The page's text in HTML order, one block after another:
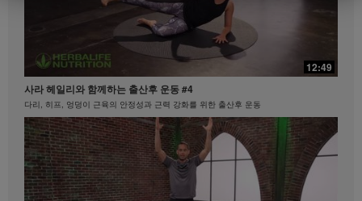
평균치는 아닙니다. 또한 이 수치가 귀하의 예상 수입을
보장하지 않습니다. 귀하께서 비즈니스를 진행하시는
지역에 적용되는 가장 최근의 수입 실적 데이터를 참조
하시려면Herbalife.co.kr 또는 MyHerbalife.co.kr을 방문
하십시오.
이와 마찬가지로, 상당한 체중감량이나 급격한 체중감
량의 체험담이 모든 사람들의 체중 감량 속도나 정도를
대변하지 않습니다. 개인의 체중감량 정도는 본인의 신
진대사, 식사 습관, 초기 체중, 그리고 적당한 운동의 빈
도에 따라 달라집니다. 비즈니스를 하시는 지역 내에서
체중 감량 클레임과 관련된 정보를 원하시면
MyHerbalife.co.kr이나 허벌라이프 고객서비스팀
(1588-7577)으로 문의하십시오.
20대부터 시작하는 저속노화 라이프스타일
저속노화 루틴 | MZ세대 편
12:49
사라 헤일리와 함께하는 출산후 운동 #4
다리, 히프, 엉덩이 근육의 안정성과 근력 강화를 위한 출산후 운동